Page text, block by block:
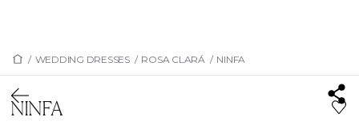
/ WEDDING DRESSES / ROSA CLARÁ / NINFA
NINFA